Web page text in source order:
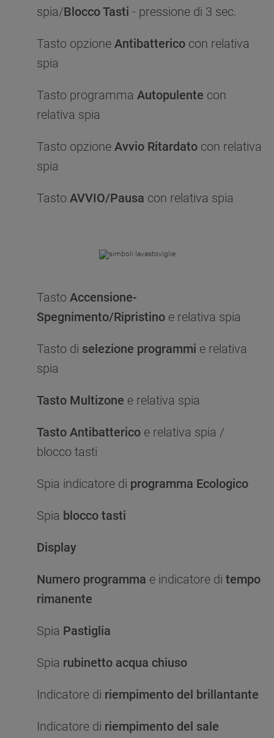
spia/Blocco Tasti - pressione di 3 sec.
Tasto opzione Antibatterico con relativa
spia
Tasto programma Autopulente con
relativa spia
Tasto opzione Avvio Ritardato con relativa
spia
Tasto AVVIO/Pausa con relativa spia
Tasto Accensione-
Spegnimento/Ripristino e relativa spia
Tasto di selezione programmi e relativa
spia
Tasto Multizone e relativa spia
Tasto Antibatterico e relativa spia /
blocco tasti
Spia indicatore di programma Ecologico
Spia blocco tasti
Display
Numero programma e indicatore di tempo
rimanente
Spia Pastiglia
Spia rubinetto acqua chiuso
Indicatore di riempimento del brillantante
Indicatore di riempimento del sale